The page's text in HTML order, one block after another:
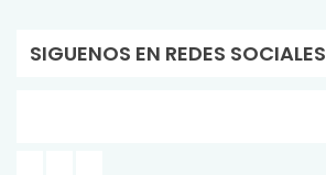
SIGUENOS EN REDES SOCIALES